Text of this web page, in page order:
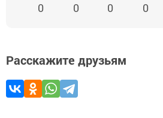
0 0 0 0
Расскажите друзьям